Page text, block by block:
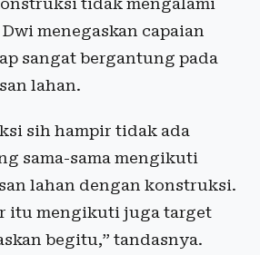
tidak mengalami
menegaskan capaian
sangat bergantung pada
lahan.
sih hampir tidak ada
sama-sama mengikuti
lahan dengan konstruksi.
itu mengikuti juga target
begitu,” tandasnya.